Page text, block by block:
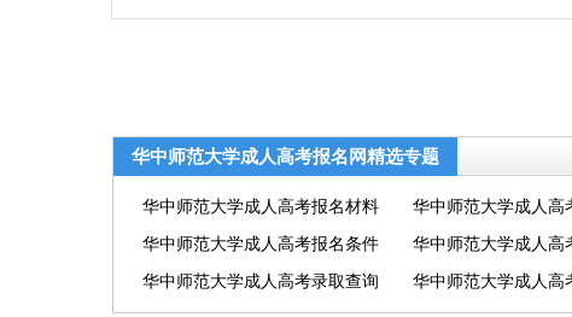
华中师范大学成人高考报名网精选专题
华中师范大学成人高考报名材料 华中师范大学成人高
华中师范大学成人高考报名条件
华中师范大学成人高
华中师范大学成人高考录取查询
华中师范大学成人高